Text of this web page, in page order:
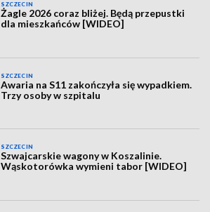
SZCZECIN
Żagle 2026 coraz bliżej. Będą przepustki
dla mieszkańców [WIDEO]
SZCZECIN
Awaria na S11 zakończyła się wypadkiem.
Trzy osoby w szpitalu
SZCZECIN
Szwajcarskie wagony w Koszalinie.
Wąskotorówka wymieni tabor [WIDEO]